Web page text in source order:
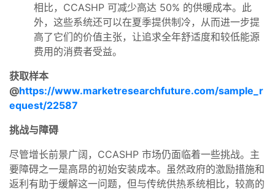
相比，CCASHP 可减少高达 50% 的供暖成本。此
外，这些系统还可以在夏季提供制冷，从而进一步提
高了它们的价值主张，让追求全年舒适度和较低能源
费用的消费者受益。
获取样本
@https://www.marketresearchfuture.com/sample_r
equest/22587
挑战与障碍
尽管增长前景广阔，CCASHP 市场仍面临着一些挑战。主
要障碍之一是高昂的初始安装成本。虽然政府的激励措施和
返利有助于缓解这一问题，但与传统供热系统相比，较高的